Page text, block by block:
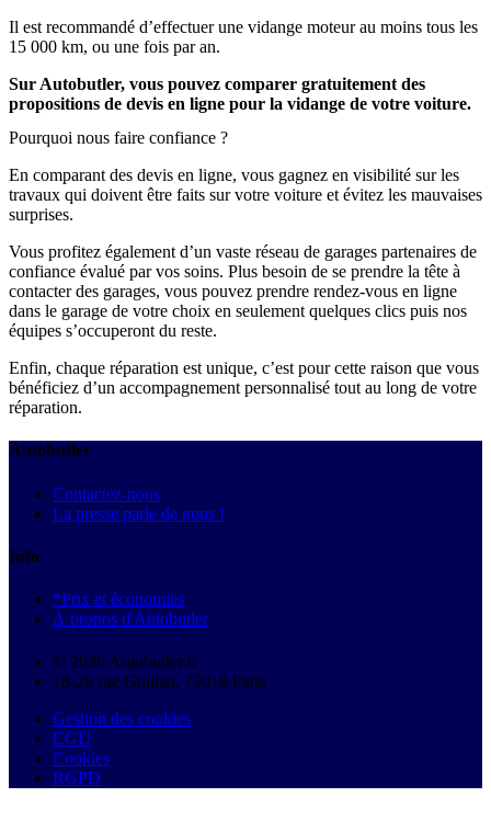
Il est recommandé d’effectuer une vidange moteur au moins tous les
15 000 km, ou une fois par an.
Sur Autobutler, vous pouvez comparer gratuitement des
propositions de devis en ligne pour la vidange de votre voiture.
Pourquoi nous faire confiance ?
En comparant des devis en ligne, vous gagnez en visibilité sur les
travaux qui doivent être faits sur votre voiture et évitez les mauvaises
surprises.
Vous profitez également d’un vaste réseau de garages partenaires de
confiance évalué par vos soins. Plus besoin de se prendre la tête à
contacter des garages, vous pouvez prendre rendez-vous en ligne
dans le garage de votre choix en seulement quelques clics puis nos
équipes s’occuperont du reste.
Enfin, chaque réparation est unique, c’est pour cette raison que vous
bénéficiez d’un accompagnement personnalisé tout au long de votre
réparation.
Autobutler
Contactez-nous
La presse parle de nous !
Info
*Prix et économies
À propos d'Autobutler
© 2026 Autobutler.fr
18-26 rue Goubet, 75019 Paris
Gestion des cookies
CGU
Cookies
RGPD